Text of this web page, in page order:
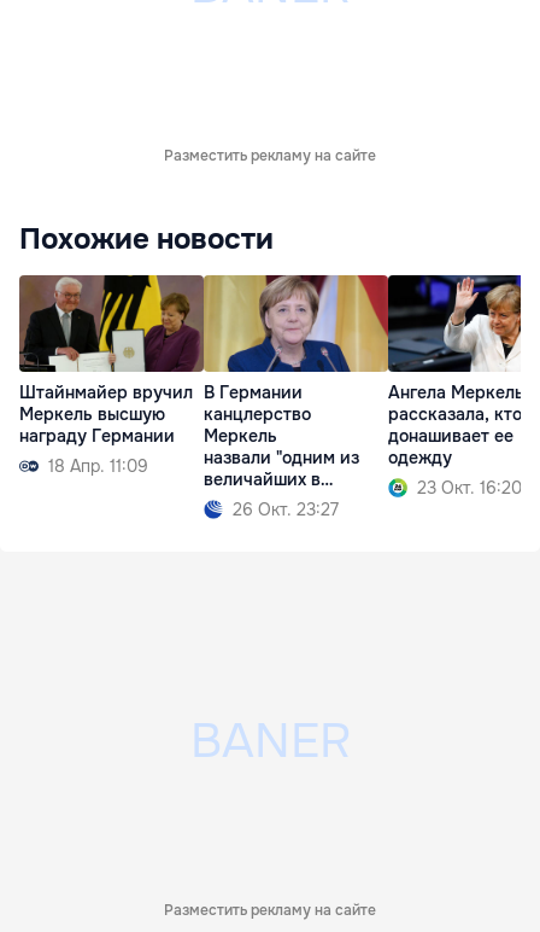
Разместить рекламу на сайте
Похожие новости
Штайнмайер вручил
Меркель высшую
награду Германии
18 Апр. 11:09
В Германии
канцлерство
Меркель
назвали "одним из
величайших в
истории"
26 Окт. 23:27
Ангела Меркель
рассказала, кто
донашивает ее
одежду
23 Окт. 16:20
Разместить рекламу на сайте